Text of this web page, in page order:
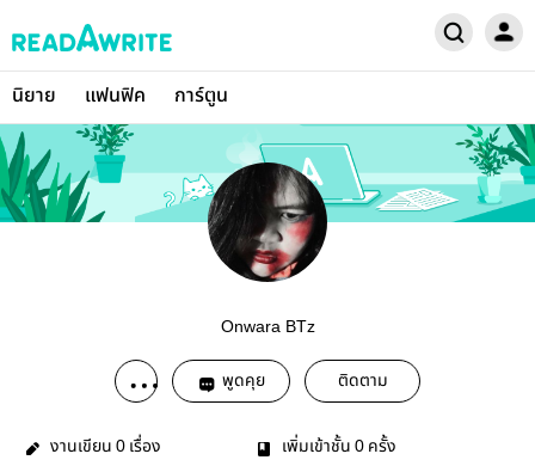
นิยาย แฟนฟิค การ์ตูน
Onwara BTz
พูดคุย ติดตาม
งานเขียน 0 เรื่อง เพิ่มเข้าชั้น 0 ครั้ง